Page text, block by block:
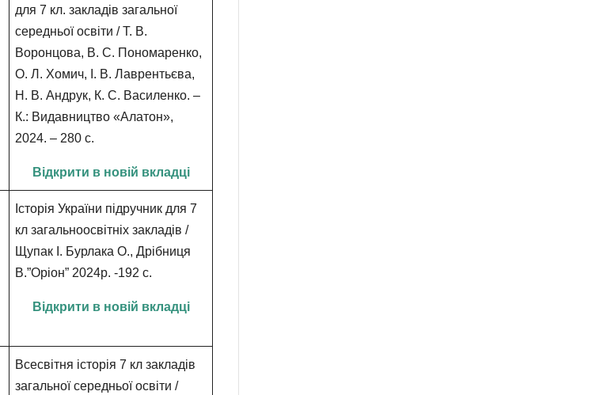
для 7 кл. закладів загальної
середньої освіти /Т. В.
Воронцова, В. С. Пономаренко,
О. Л. Хомич, І. В. Лаврентьєва,
Н. В. Андрук, К. С. Василенко. –
К.: Видавництво «Алатон»,
2024. – 280 с.
Відкрити в новій вкладці
Історія України підручник для 7
кл загальноосвітніх закладів /
Щупак І. Бурлака О., Дрібниця
В.”Оріон” 2024р. -192 с.
Відкрити в новій вкладці
Всесвітня історія 7 кл закладів
загальної середньої освіти /